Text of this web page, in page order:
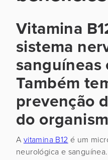
Vitamina
sistema
Também
prevenção
do
A vitamina B12 é um
neurológica e sanguínea.